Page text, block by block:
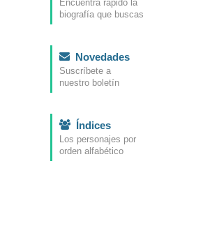
Encuentra rápido la
biografía que buscas
Novedades
Suscríbete a
nuestro boletín
Índices
Los personajes por
orden alfabético